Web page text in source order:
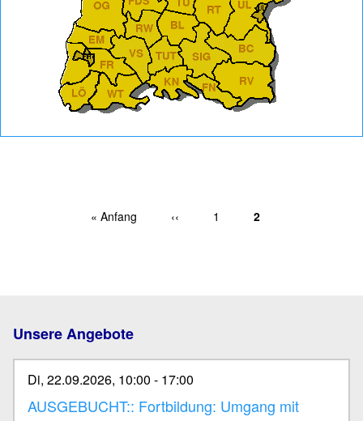
Erste Seite
« Anfang Vorherige Seite
‹‹ Page
1 Aktuelle Seite
2
Unsere Angebote
Di, 22.09.2026, 10:00 - 17:00
AUSGEBUCHT:: Fortbildung: Umgang mit